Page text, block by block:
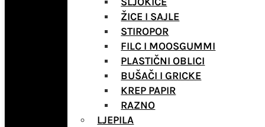
ŽICE I SAJLE
STIROPOR
FILC I MOOSGUMMI
PLASTIČNI OBLICI
BUŠAČI I GRICKE
KREP PAPIR
RAZNO
LJEPILA